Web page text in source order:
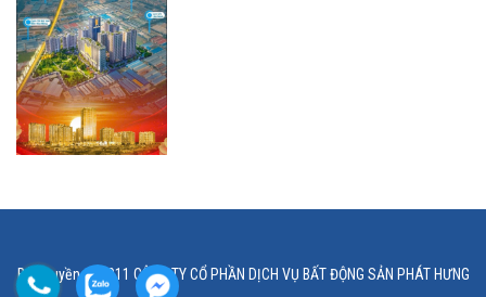
Bản quyền © 2011 CÔNG TY CỔ PHẦN DỊCH VỤ BẤT ĐỘNG SẢN PHÁT HƯNG